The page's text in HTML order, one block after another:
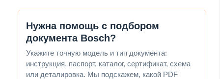
Нужна помощь с подбором
документа Bosch?
Укажите точную модель и тип документа:
инструкция, паспорт, каталог, сертификат, схема
или деталировка. Мы подскажем, какой PDF